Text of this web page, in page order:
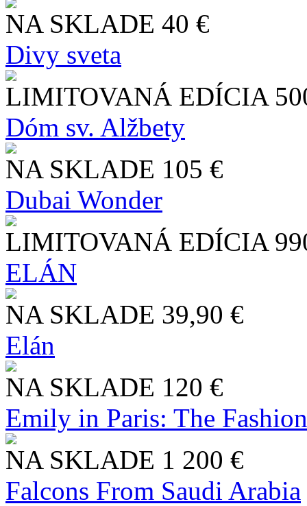
NA SKLADE 40 €
Divy sveta
LIMITOVANÁ EDÍCIA
Dóm sv. Alžbety
NA SKLADE 105 €
Dubai Wonder
LIMITOVANÁ EDÍCIA
ELÁN
NA SKLADE 39,90 €
Elán
NA SKLADE 120 €
Emily in Paris: The
NA SKLADE 1 200 €
Falcons From Saudi Arabia